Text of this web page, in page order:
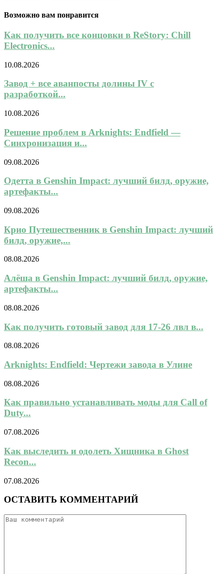
Возможно вам понравится
Как получить все концовки в ReStory: Chill
Electronics...
10.08.2026
Завод + все аванпосты долины IV с
разработкой...
10.08.2026
Решение проблем в Arknights: Endfield —
Синхронизация и...
09.08.2026
Одетта в Genshin Impact: лучший билд, оружие,
артефакты...
09.08.2026
Крио Путешественник в Genshin Impact: лучший
билд, оружие,...
08.08.2026
Алёша в Genshin Impact: лучший билд, оружие,
артефакты...
08.08.2026
Как получить готовый завод для 17-26 лвл в...
08.08.2026
Arknights: Endfield: Чертежи завода в Улине
08.08.2026
Как правильно устанавливать моды для Call of
Duty...
07.08.2026
Как выследить и одолеть Хищника в Ghost
Recon...
07.08.2026
ОСТАВИТЬ КОММЕНТАРИЙ